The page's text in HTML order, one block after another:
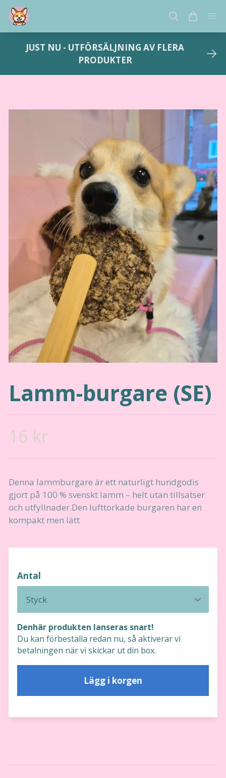
JUST NU - UTFÖRSÄLJNING AV FLERA
PRODUKTER
Lamm-burgare (SE)
16 kr
Denna lammburgare är ett naturligt hundgodis
gjort på 100 % svenskt lamm – helt utan tillsatser
och utfyllnader.Den lufttorkade burgaren har en
kompakt men lätt
Antal
Denhär produkten lanseras snart!
Du kan förbeställa redan nu, så aktiverar vi
betalningen när vi skickar ut din box.
Lägg i korgen